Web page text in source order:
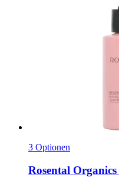
3 Optionen
Rosental Organics